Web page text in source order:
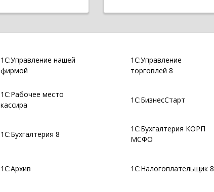
1С:Управление нашей
фирмой
1С:Управление
торговлей 8
1С:Рабочее место
кассира
1С:БизнесСтарт
1С:Бухгалтерия 8
1С:Бухгалтерия КОРП
МСФО
1С:Архив 1С:Налогоплательщик 8